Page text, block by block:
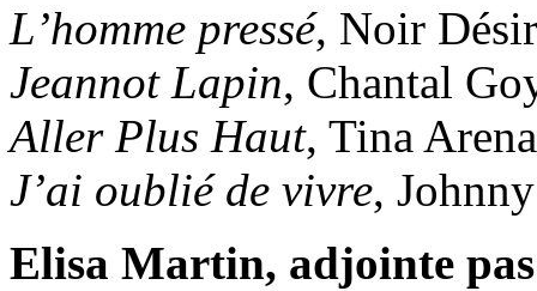
L’homme pressé, Noir
Jeannot Lapin, Chantal
Aller Plus Haut, Tina
J’ai oublié de vivre,
Elisa Martin, adjointe